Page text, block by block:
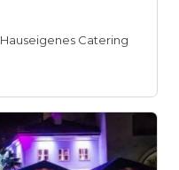
Hauseigenes Catering